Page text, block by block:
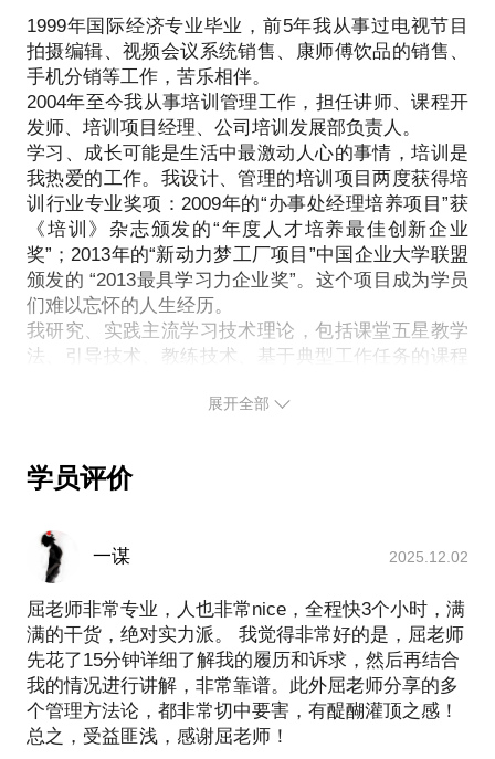
题的原因，帮你建立系统化的管理理论框架
通过教练技术引导你找到解决问题的路径并获得信心
必要时给你直接的学习或者解决问题的建议，向你分
享同类的成功经验和失败教训。
如果你负有管理责任，在充满激情的打造高绩效团队
和提升个人领导，我会针对你的需要提供针对性的理
论知识、和你分享对你有启发的成功案例，以及通过
教练式交谈帮助你看到更多、更好的可能性！
的客户也不少）；
两度参与公司（国内上市公司）业务模式及组织架构
转型；
“国际青年公寓”合伙人；
创建并担任面向集团几十家成员企业创新项目的“精益
创业”私董会辅导师；
相信在这些方面能为你提供帮助。
我愿意与你分享的内容包括：
与你一起澄清创业这件事对你的重要程度，以及“必要
性”；
客观评估你计划（假设）的创业方案可行性与风险，
以及应对策略；
业的经典方法论设计并启动自己的创业项目，并借鉴
觉察自己的情绪与需求、理解他人的情绪与需求、认
清事实是正确解决冲突、达成目标并享受快乐职场生
活的前提。但人们对此的努力远小于对职场“技巧”的
努力，不断运用技巧，解决一个问题的同时制造两个
新问题，如同实验室中的小白鼠奋力不停的奔跑，只
到精疲力尽。更多人愿意当问题来临时去解决，而不
是致力于避免问题的发生。用战术的勤奋掩战略的懒
惰。
“看见”职场情商，将其用于改善职场人际关系、获得
他人支持、和每个人都能“好好说话”等“小事”，也将其
运用于正确决策奖与罚、走与留、合作还是战斗等重
题时，就不需要努力去解决什么了。
我的数据：职场18年，期间服务同一雇主12年，两年
半内转换6个职位、晋升3个行政级别。经历过4次集
团级组织结构重组、陪伴过8届应届毕业生从学生到职
场人的转变、教练过5期经理到总监的晋升转型，同时
也替无数“胆小的上级”做过3位数以上次的离职面谈。
我愿意与你分享的内容包括：
用数据与针对性案例给你更广、更完整的视角，帮助
你更全面理解职场生态；
用雷达模型帮你审视自我，“看见”自我，“看见”未曾看
见的他人；
1999年国际经济专业毕业，前5年我从事过电视节目
拍摄编辑、视频会议系统销售、康师傅饮品的销售、
手机分销等工作，苦乐相伴。
2004年至今我从事培训管理工作，担任讲师、课程开
发师、培训项目经理、公司培训发展部负责人。
学习、成长可能是生活中最激动人心的事情，培训是
我热爱的工作。我设计、管理的培训项目两度获得培
训行业专业奖项：2009年的“办事处经理培养项目”获
《培训》杂志颁发的“年度人才培养最佳创新企业
奖”；2013年的“新动力梦工厂项目”中国企业大学联盟
颁发的 “2013最具学习力企业奖”。这个项目成为学员
们难以忘怀的人生经历。
我研究、实践主流学习技术理论，包括课堂五星教学
法、引导技术、教练技术、基于典型工作任务的课程
展开全部
学员评价
一谋 2025.12.02
屈老师非常专业，人也非常nice，全程快3个小时，满
满的干货，绝对实力派。 我觉得非常好的是，屈老师
先花了15分钟详细了解我的履历和诉求，然后再结合
我的情况进行讲解，非常靠谱。此外屈老师分享的多
个管理方法论，都非常切中要害，有醍醐灌顶之感！
总之，受益匪浅，感谢屈老师！